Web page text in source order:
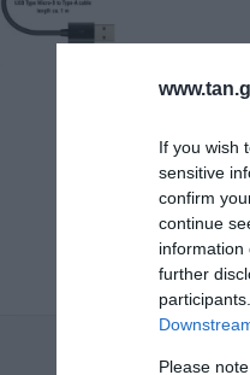
If you wish
sensitive
confirm
continue
information
further
Please